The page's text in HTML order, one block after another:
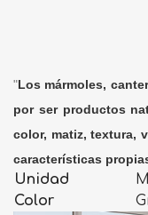
"Los mármoles,
por ser productos
color, matiz, textura,
características
Unidad
Color